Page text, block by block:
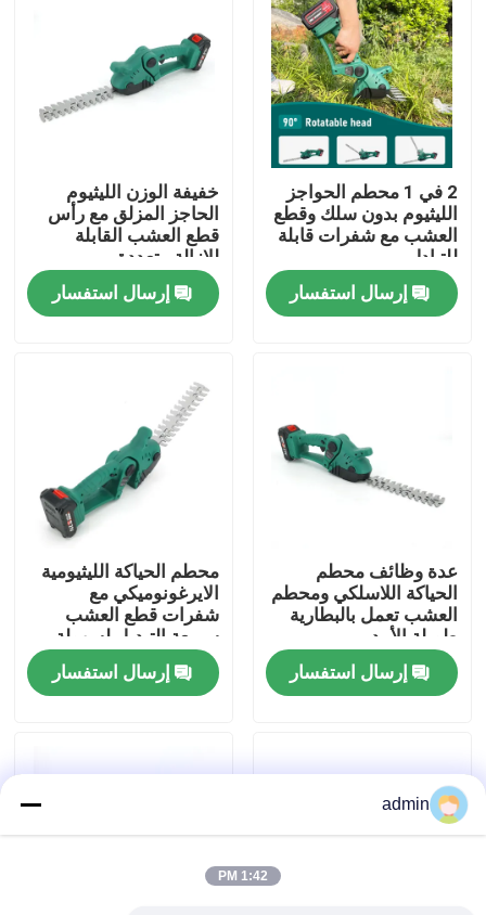
المنزل
حولنا
عرض المصنع
اتصل بنا
اطلب اقتباس
منشار صغير محمول باليد
2 في 1 محطم الحواجز
الليثيوم بدون سلك وقطع
العشب مع شفرات قابلة
للتبادل
إرسال استفسار
خفيفة الوزن الليثيوم
الحاجز المزلق مع رأس
قطع العشب القابلة
للإزالة متعددة
الاستخدامات
إرسال استفسار
عدة وظائف محطم
الحياكة اللاسلكي ومحطم
العشب تعمل بالبطارية
طويلة الأمد
إرسال استفسار
محطم الحياكة الليثيومية
الايرغونوميكي مع
شفرات قطع العشب
سريعة التبديل لسهولة
البستنة
إرسال استفسار
admin
1:42 PM